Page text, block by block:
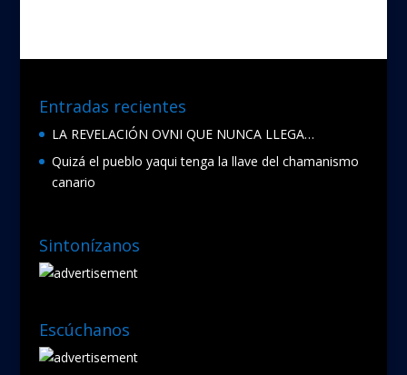
Entradas recientes
LA REVELACIÓN OVNI QUE NUNCA LLEGA…
Quizá el pueblo yaqui tenga la llave del chamanismo
canario
Sintonízanos
Escúchanos